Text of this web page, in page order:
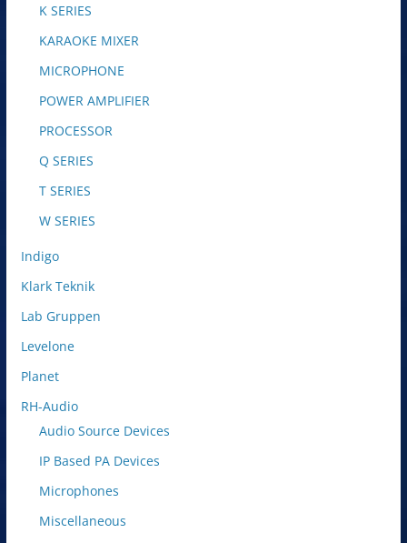
K SERIES
KARAOKE MIXER
MICROPHONE
POWER AMPLIFIER
PROCESSOR
Q SERIES
T SERIES
W SERIES
Indigo
Klark Teknik
Lab Gruppen
Levelone
Planet
RH-Audio
Audio Source Devices
IP Based PA Devices
Microphones
Miscellaneous